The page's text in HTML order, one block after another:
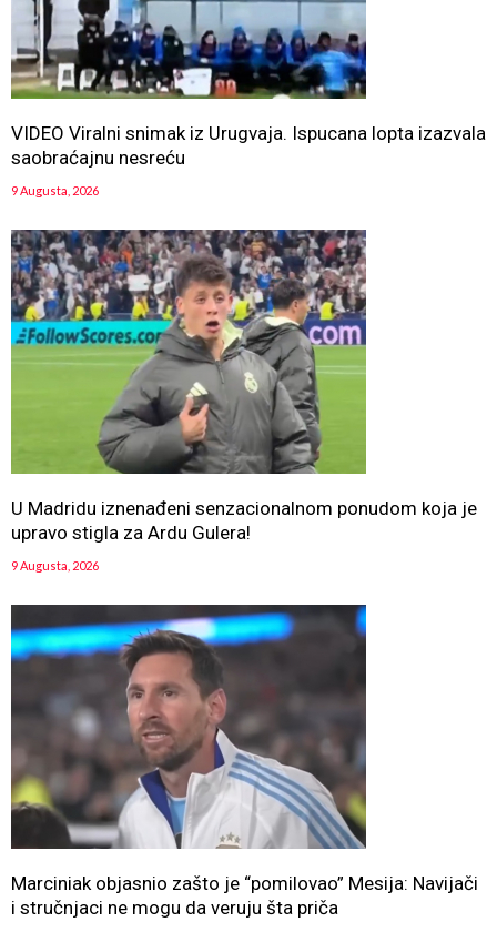
VIDEO Viralni snimak iz Urugvaja. Ispucana lopta izazvala
saobraćajnu nesreću
9 Augusta, 2026
U Madridu iznenađeni senzacionalnom ponudom koja je
upravo stigla za Ardu Gulera!
9 Augusta, 2026
Marciniak objasnio zašto je “pomilovao” Mesija: Navijači
i stručnjaci ne mogu da veruju šta priča